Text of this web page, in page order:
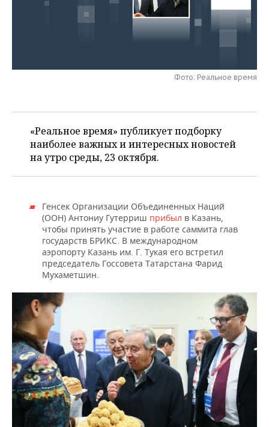
НЕФТЕХИМИЯ
РОЗНИЧНАЯ ТОРГОВЛЯ
НОВОСТИ ТЕХНОЛОГИЙ
МЕРОПРИЯТИЯ
ONLINE-КОНФЕРЕНЦИИ
ОТКРЫТАЯ ЛЕКЦИЯ
ХОККЕЙ
БАСКЕТБОЛ
КИБЕРСПОРТ
ФИГУРНОЕ КАТАНИЕ
ВОДНЫЕ ВИДЫ СПОРТА
ХОККЕЙ С МЯЧОМ
ВЛАСТЬ
ИНФРАСТРУКТУРА
КУЛЬТУРА
МЕДИЦИНА
ОБРАЗОВАНИЕ
ПРОИСШЕСТВИЯ
СЮЖЕТЫ
СПРАВОЧНИК
СПИСОК КОМПАНИЙ
Фото: Реальное время
«Реальное время» публикует подборку
наиболее важных и интересных новостей
на утро среды, 23 октября.
Генсек Организации Объединенных Наций
(ООН) Антониу Гутерриш прибыл в Казань,
чтобы принять участие в работе саммита глав
государств БРИКС. В международном
аэропорту Казань им. Г. Тукая его встретил
председатель Госсовета Татарстана Фарид
Мухаметшин.